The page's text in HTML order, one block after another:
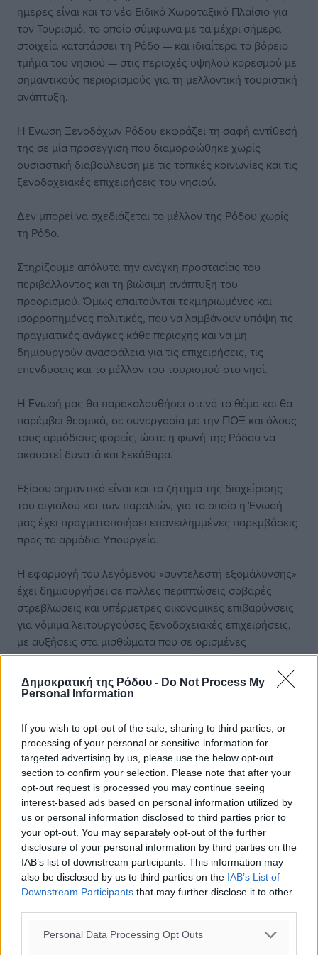
Δημοκρατική της Ρόδου - Do Not Process My
Personal Information
If you wish to opt-out of the sale, sharing to third parties, or
processing of your personal or sensitive information for
targeted advertising by us, please use the below opt-out
section to confirm your selection. Please note that after your
opt-out request is processed you may continue seeing
interest-based ads based on personal information utilized by
us or personal information disclosed to third parties prior to
your opt-out. You may separately opt-out of the further
disclosure of your personal information by third parties on the
IAB’s list of downstream participants. This information may
also be disclosed by us to third parties on the IAB’s List of
Downstream Participants that may further disclose it to other
Personal Data Processing Opt Outs
ημέρες είναι και το νέο Ειδικό Χωροταξικό Πλαίσιο για
τον Τουρισμό, το οποίο σύμφωνα με τα μέχρι σήμερα
στοιχεία κατατάσσει τη Ρόδο — και ιδιαίτερα το βόρειο
τμήμα του νησιού — στις περιοχές υψηλού κορεσμού με
σημαντικούς περιορισμούς για τη μελλοντική τουριστική
ανάπτυξη.
Η Ένωση Ξενοδόχων Ρόδου εκφράζει τη σαφή αντίθεσή
της σε μία προσέγγιση που διαμορφώθηκε χωρίς
ουσιαστική διαβούλευση με τις τοπικές κοινωνίες και τις
ξενοδοχειακές επιχειρήσεις του νησιού.
Δεν μπορεί να σχεδιάζεται το μέλλον της Ρόδου χωρίς
τη Ρόδο.
Στηρίζουμε απόλυτα την ανάγκη προστασίας του
περιβάλλοντος και τη βιώσιμη ανάπτυξη του
προορισμού. Όμως απαιτούνται τεκμηριωμένες και
ισορροπημένες πολιτικές, που να λαμβάνουν υπόψη τις
πραγματικές ανάγκες κάθε περιοχής και να μη
δημιουργούν ανασφάλεια για τις επιχειρήσεις, τις
επενδύσεις και το μέλλον του τουρισμού στο νησί.
Η Ένωσή μας θα παρακολουθήσει στενά το θέμα και θα
παρέμβει θεσμικά, σε συνεργασία με την ΠΟΞ και όλους
τους αρμόδιους φορείς, ώστε η φωνή της Ρόδου να
ακουστεί δυνατά και ξεκάθαρα.
Εξίσου σημαντικό είναι και το ζήτημα της διαχείρισης
του αιγιαλού και των παραλιών, για το οποίο η Ένωσή
μας έχει πραγματοποιήσει επανειλημμένες παρεμβάσεις
προς τα αρμόδια Υπουργεία.
Η εφαρμογή του λεγόμενου «συντελεστή εξομάλυνσης»
έχει δημιουργήσει σε πολλές περιπτώσεις σοβαρές
στρεβλώσεις και υπέρμετρες οικονομικές επιβαρύνσεις
για νόμιμα λειτουργούσες ξενοδοχειακές επιχειρήσεις,
με αυξήσεις στα μισθώματα που σε ορισμένες
περιπτώσεις ξεπερνούν κάθε λογική αναλογία. Η
πρόταση μας είναι οι παραχωρήσεις των παραλιών να
έχουν διάρκεια 5 χρόνων, για την αποφυγή
Η θέση μας είναι ξεκάθαρη:
χρειάζονται κανόνες, διαφάνεια και προστασία του
δημόσιου χώρου, αλλά και ένα δίκαιο και ρεαλιστικό
πλαίσιο που να λαμβάνει υπόψη τις ιδιαιτερότητες της
ξενοδοχειακής λειτουργίας και να μη δημιουργεί
συνθήκες ανασφάλειας για τις επιχειρήσεις και τις
επενδύσεις στον τουρισμό.
Ταυτόχρονα, παρακολουθούμε στενά και το ζήτημα της
βραχυχρόνιας μίσθωσης.